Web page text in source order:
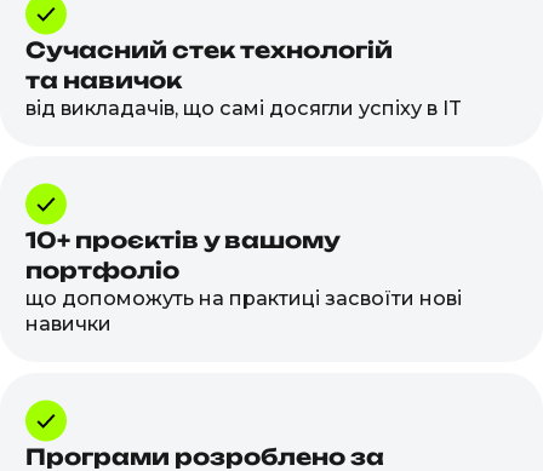
Сучасний стек технологій
та навичок
від викладачів, що самі досягли успіху в IT
10+ проєктів у вашому
портфоліо
що допоможуть на практиці засвоїти нові
навички
Програми розроблено за